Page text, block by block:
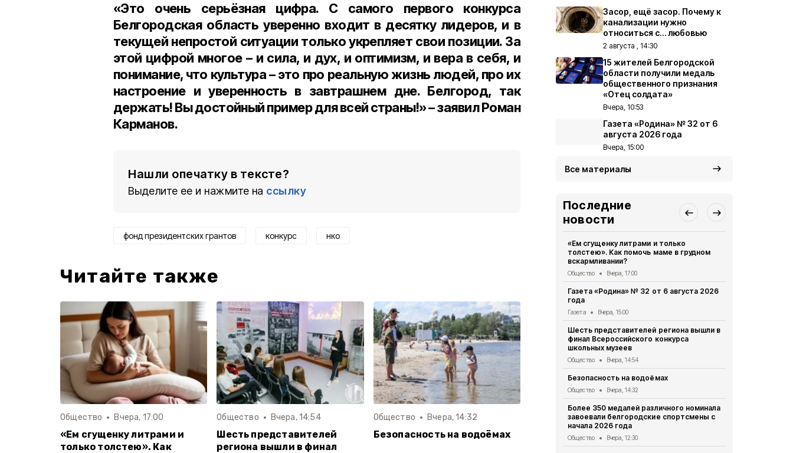
«Это очень серьёзная цифра. С самого первого конкурса
Белгородская область уверенно входит в десятку лидеров, и в
текущей непростой ситуации только укрепляет свои позиции. За
этой цифрой многое – и сила, и дух, и оптимизм, и вера в себя, и
понимание, что культура – это про реальную жизнь людей, про их
настроение и уверенность в завтрашнем дне. Белгород, так
держать! Вы достойный пример для всей страны!» – заявил Роман
Карманов.
Нашли опечатку в тексте?
Выделите ее и нажмите на ссылку
фонд президентских грантов конкурс нко
Читайте также
Общество Вчера, 17:00
«Ем сгущенку литрами и
только толстею». Как
Общество Вчера, 14:54
Шесть представителей
региона вышли в финал
Общество Вчера, 14:32
Безопасность на водоёмах
Засор, ещё засор. Почему к
канализации нужно
относиться с… любовью
2 августа , 14:30
15 жителей Белгородской
области получили медаль
общественного признания
«Отец солдата»
Вчера, 10:53
Газета «Родина» № 32 от 6
августа 2026 года
Вчера, 15:00
Все материалы
Последние
новости
«Ем сгущенку литрами и только
толстею». Как помочь маме в грудном
вскармливании?
Общество Вчера, 17:00
Газета «Родина» № 32 от 6 августа 2026
года
Газета Вчера, 15:00
Шесть представителей региона вышли в
финал Всероссийского конкурса
школьных музеев
Общество Вчера, 14:54
Безопасность на водоёмах
Общество Вчера, 14:32
Более 350 медалей различного номинала
завоевали белгородские спортсмены с
начала 2026 года
Общество Вчера, 12:30